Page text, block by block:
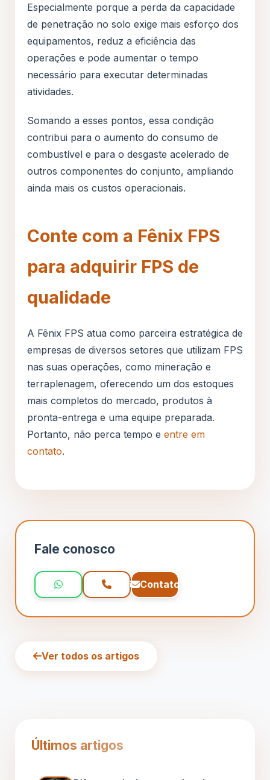
Especialmente porque a perda da capacidade
de penetração no solo exige mais esforço dos
equipamentos, reduz a eficiência das
operações e pode aumentar o tempo
necessário para executar determinadas
atividades.
Somando a esses pontos, essa condição
contribui para o aumento do consumo de
combustível e para o desgaste acelerado de
outros componentes do conjunto, ampliando
ainda mais os custos operacionais.
Conte com a Fênix FPS
para adquirir FPS de
qualidade
A Fênix FPS atua como parceira estratégica de
empresas de diversos setores que utilizam FPS
nas suas operações, como mineração e
terraplenagem, oferecendo um dos estoques
mais completos do mercado, produtos à
pronta-entrega e uma equipe preparada.
Portanto, não perca tempo e entre em
contato.
Fale conosco
Contato
Ver todos os artigos
Últimos artigos